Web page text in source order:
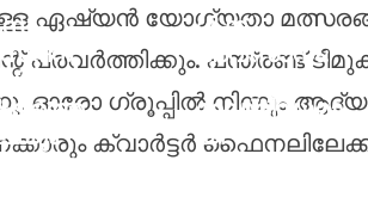
ഏഷ്യൻ യോഗ്യതാ
പന്ത്രണ്ട്
ഓരോ ഗ്രൂപ്പിൽ നിന്നും
ക്വാർട്ടർ
രണ്ട്
ലക്ഷം
ൾക്ക്
അവസാനം:
മാഡ്രിഡുമാ
യി
ദീർഘകാല